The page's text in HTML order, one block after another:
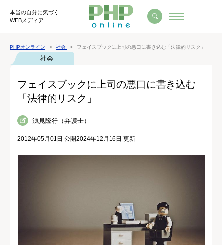
本当の自分に気づく
WEBメディア
PHPオンライン 社会 フェイスブックに上司の悪口に書き込む「法律的リスク」
社会
フェイスブックに上司の悪口に書き込む
「法律的リスク」
浅見隆行（弁護士）
2012年05月01日 公開2024年12月16日 更新